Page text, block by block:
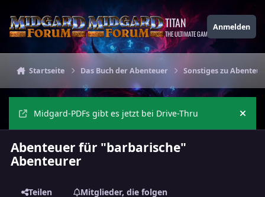
TITAN
THE ULTIMATE GAMING THEME
Anmelden
Startseite Das Buch der Abenteuer Sonstiges zu
Midgard-PDFs gibt es jetzt bei Drive-Thru
Abenteuer für "barbarische"
Abenteurer
Teilen
Mitglieder, die folgen